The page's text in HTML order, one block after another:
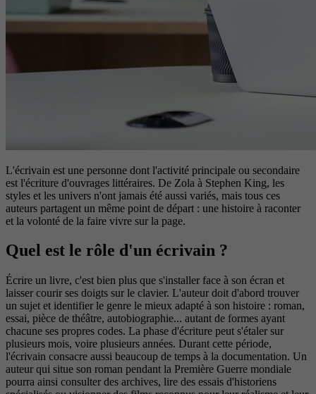
L'écrivain est une personne dont l'activité principale ou secondaire
est l'écriture d'ouvrages littéraires. De Zola à Stephen King, les
styles et les univers n'ont jamais été aussi variés, mais tous ces
auteurs partagent un même point de départ : une histoire à raconter
et la volonté de la faire vivre sur la page.
Quel est le rôle d'un écrivain ?
Écrire un livre, c'est bien plus que s'installer face à son écran et
laisser courir ses doigts sur le clavier. L'auteur doit d'abord trouver
un sujet et identifier le genre le mieux adapté à son histoire : roman,
essai, pièce de théâtre, autobiographie... autant de formes ayant
chacune ses propres codes. La phase d'écriture peut s'étaler sur
plusieurs mois, voire plusieurs années. Durant cette période,
l'écrivain consacre aussi beaucoup de temps à la documentation. Un
auteur qui situe son roman pendant la Première Guerre mondiale
pourra ainsi consulter des archives, lire des essais d'historiens